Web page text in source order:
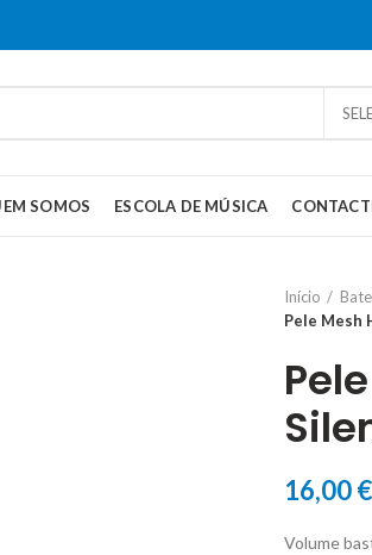
SOMOS ESCOLA DE MÚSICA
Início
Pele Mesh
16,00€
Volume